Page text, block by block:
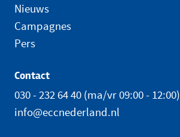
Nieuws
Campagnes
Pers
Contact
030 - 232 64 40 (ma/vr 09:00 - 12:00)
info@eccnederland.nl